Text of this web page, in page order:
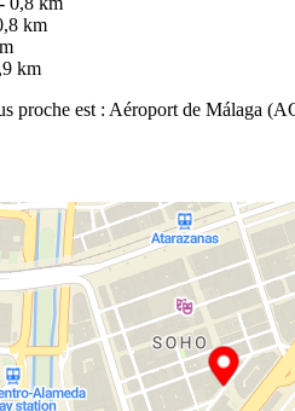
km
km
proche est : Aéroport de Málaga